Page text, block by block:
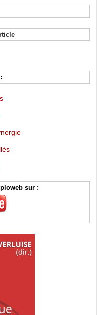
sur :